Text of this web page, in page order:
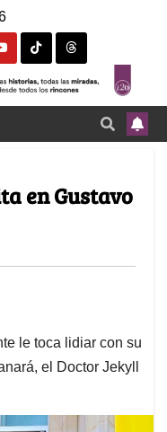
en Gustavo
le toca lidiar con su
el Doctor Jekyll